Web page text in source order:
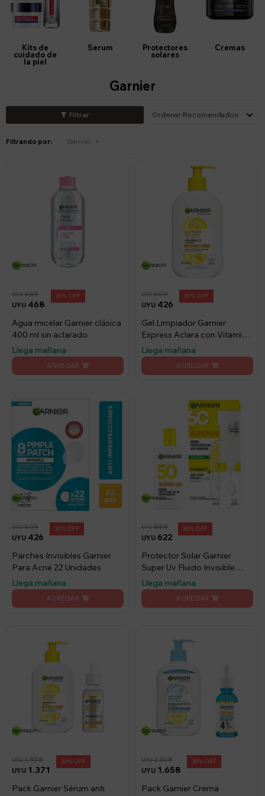
Kits de
cuidado de
la piel
Serum Protectores
solares
Cremas
Garnier
Recomendados
Filtrando por: Garnier
UYU 468
UYU669 30
Agua micelar Garnier clásica
400 ml sin aclarado
Llega mañana
UYU 426
UYU609 30
Gel Limpiador Garnier
Express Aclara con Vitamina
C 250ml
Llega mañana
UYU 426
UYU609 30
Parches Invisibles Garnier
Para Acné 22 Unidades
Llega mañana
UYU 622
UYU889 30
Protector Solar Garnier
Super Uv Fluido Invisible
Fps50+40ml
Llega mañana
UYU 1.371
UYU1.958 30
Pack Garnier Sérum anti
UYU 1.658
UYU2.368 30
Pack Garnier Crema